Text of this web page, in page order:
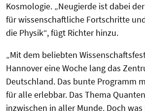
Kosmologie. „Neugierde ist dabei
für wissenschaftliche Fortschritte
die Physik“, fügt Richter hinzu.
„Mit dem beliebten
Hannover eine Woche lang das
Deutschland. Das bunte Programm
für alle erlebbar. Das Thema
inzwischen in aller Munde. Doch